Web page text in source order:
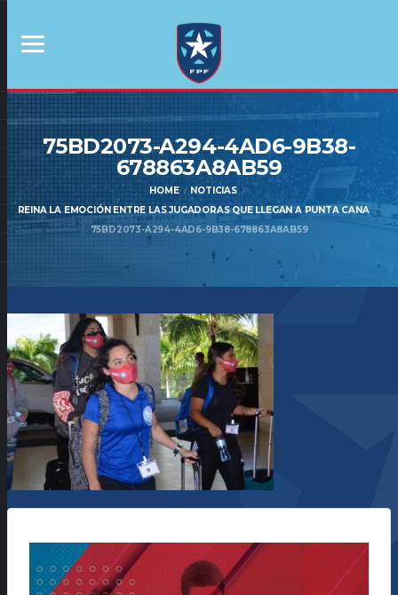
75BD2073-A294-4AD6-9B38-
678863A8AB59
HOME
NOTICIAS
REINA LA EMOCIÓN ENTRE LAS JUGADORAS QUE LLEGAN A PUNTA CANA
75BD2073-A294-4AD6-9B38-678863A8AB59